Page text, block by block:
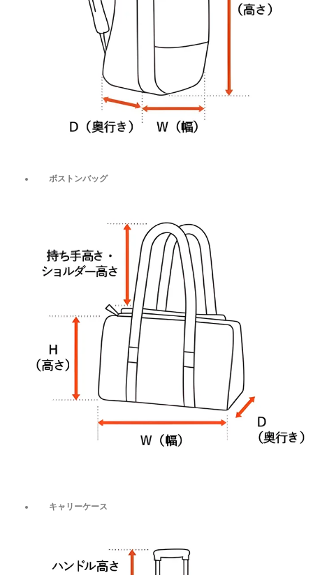
ボストンバッグ
キャリーケース